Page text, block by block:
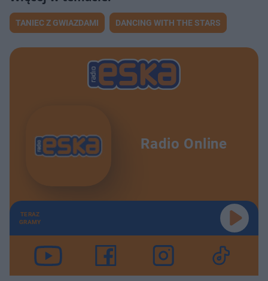
TANIEC Z GWIAZDAMI DANCING WITH THE STARS
Radio Online
TERAZ
GRAMY